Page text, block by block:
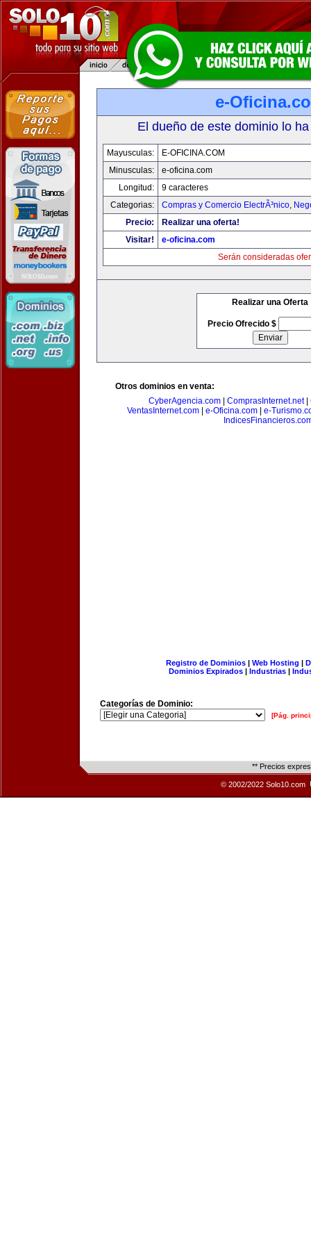
e-
El dueño de este dominio lo
Mayusculas:
E-OFICINA.COM
Minusculas:
e-oficina.com
Longitud:
9 caracteres
Categorias:
Compras y Comercio ElectrÃ³nico,
Precio:
Realizar una oferta!
Visitar!
e-oficina.com
Serán consideradas
Realizar una Oferta
Precio Ofrecido $
Otros dominios en venta:
CyberAgencia.com| ComprasInternet.net|
VentasInternet.com
e-Oficina.com
e-
Registro de Dominios| Web Hosting |
Dominios Expirados | Industrias |
Categorías de Dominio:
[Pág.
** Precios
© 2002/2022 Solo10.com